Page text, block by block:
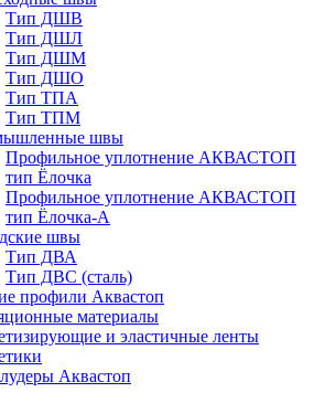
Тип ДШВ
Тип ДШЛ
Тип ДШМ
Тип ДШО
Тип ТПА
Тип ТПМ
швы
Профильное уплотнение АКВАСТОП
тип Ёлочка
Профильное уплотнение АКВАСТОП
тип Ёлочка-А
швы
Тип ДВА
Тип ДВС (сталь)
профили Аквастоп
материалы
и эластичные ленты
Аквастоп